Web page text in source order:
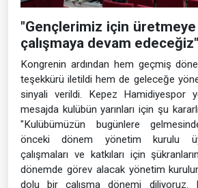
"Gençlerimiz için üretmeye
çalışmaya devam edeceğiz"
Kongrenin ardından hem geçmiş
teşekkürü iletildi hem de geleceğe
sinyali verildi. Kepez Hamidiyespor
mesajda kulübün yarınları için şu
"Kulübümüzün bugünlere
önceki dönem yönetim kurulu
çalışmaları ve katkıları için
dönemde görev alacak yönetim
dolu bir çalışma dönemi diliyoruz.